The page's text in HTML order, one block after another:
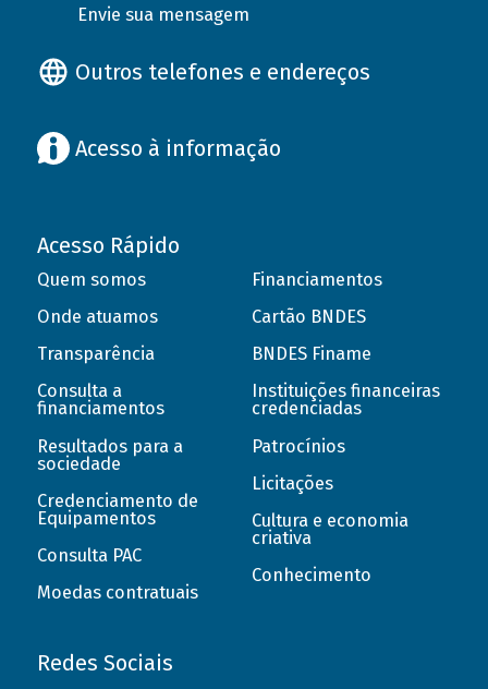
Envie sua mensagem
Outros telefones e endereços
Acesso à informação
Acesso Rápido
Quem somos
Onde atuamos
Transparência
Consulta a
financiamentos
Resultados para a
sociedade
Credenciamento de
Equipamentos
Consulta PAC
Moedas contratuais
Financiamentos
Cartão BNDES
BNDES Finame
Instituições financeiras
credenciadas
Patrocínios
Licitações
Cultura e economia
criativa
Conhecimento
Redes Sociais